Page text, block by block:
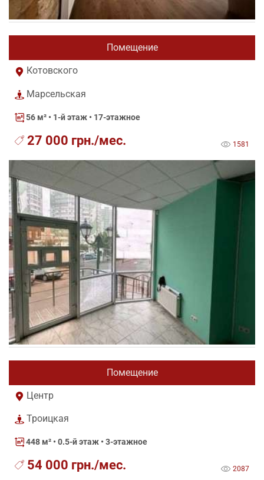
Помещение
Котовского
Марсельская
56 м² • 1-й этаж • 17-этажное
27 000 грн./мес. 1581
Помещение
Центр
Троицкая
448 м² • 0.5-й этаж • 3-этажное
54 000 грн./мес. 2087